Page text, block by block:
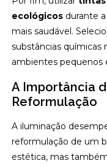
ecológicos durante
mais saudável.
substâncias químicas
ambientes pequenos
A Importância
Reformulação
A iluminação
reformulação de um
estética, mas